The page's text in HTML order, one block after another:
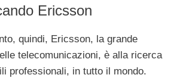
Ericsson
quindi, Ericsson, la grande
telecomunicazioni, è alla ricerca
professionali, in tutto il mondo.